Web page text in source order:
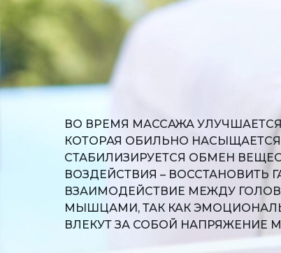
ВО ВРЕМЯ МАССАЖА
КОТОРАЯ ОБИЛЬНО
СТАБИЛИЗИРУЕТСЯ ОБМЕН
ВОЗДЕЙСТВИЯ – ВОССТАНОВИТЬ
ВЗАИМОДЕЙСТВИЕ МЕЖДУ
МЫШЦАМИ, ТАК КАК
ВЛЕКУТ ЗА СОБОЙ НАПРЯЖЕНИЕ